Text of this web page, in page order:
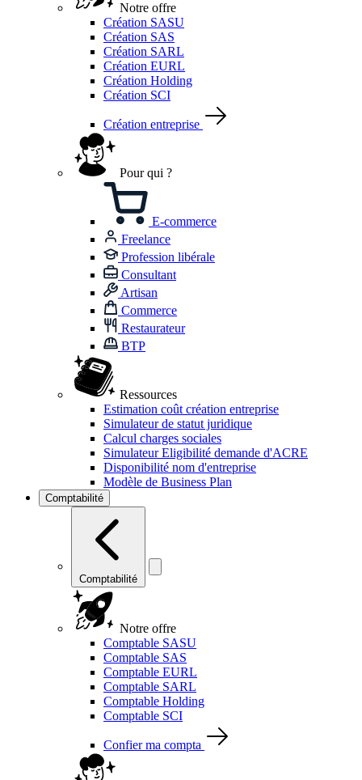
Notre offre
Création SASU
Création SAS
Création SARL
Création EURL
Création Holding
Création SCI
Création entreprise
Pour qui ?
E-commerce
Freelance
Profession libérale
Consultant
Artisan
Commerce
Restaurateur
BTP
Ressources
Estimation coût création entreprise
Simulateur de statut juridique
Calcul charges sociales
Simulateur Eligibilité demande d'ACRE
Disponibilité nom d'entreprise
Modèle de Business Plan
Comptabilité
Comptabilité
Notre offre
Comptable SASU
Comptable SAS
Comptable EURL
Comptable SARL
Comptable Holding
Comptable SCI
Confier ma compta